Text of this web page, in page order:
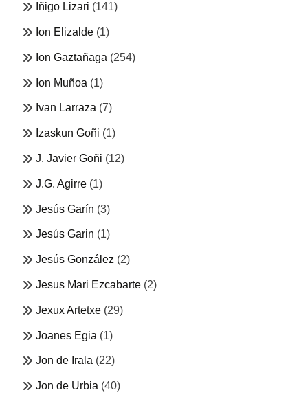
Iñigo Lizari (141)
Ion Elizalde (1)
Ion Gaztañaga (254)
Ion Muñoa (1)
Ivan Larraza (7)
Izaskun Goñi (1)
J. Javier Goñi (12)
J.G. Agirre (1)
Jesús Garín (3)
Jesús Garin (1)
Jesús González (2)
Jesus Mari Ezcabarte (2)
Jexux Artetxe (29)
Joanes Egia (1)
Jon de Irala (22)
Jon de Urbia (40)